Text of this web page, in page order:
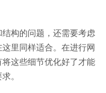
构的问题，还需要考虑
里同样适合。在进行网
这些细节优化好了才能
。